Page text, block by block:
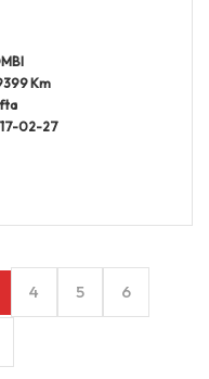
Km
02-27
4 5 6